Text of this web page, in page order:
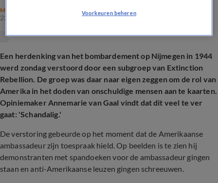
MAATSCHAPPIJ
23 feb 2026, 19:48
Een herdenking van het bombardement op Nijmegen in 1944
werd zondag verstoord door een subgroep van Extinction
Rebellion. De groep was daar naar eigen zeggen om de rol van
Amerika in het doden van onschuldige mensen aan te kaarten.
Opiniemaker Annemarie van Gaal vindt dat dit veel te ver
gaat: 'Schandalig.'
De verstoring gebeurde op het moment dat de Amerikaanse
ambassadeur zijn toespraak hield. Op beelden is te zien hij
demonstranten met spandoeken voor de ambassadeur gingen
staan en anti-Amerikaanse leuzen gingen schreeuwen.
Voorkeuren beheren